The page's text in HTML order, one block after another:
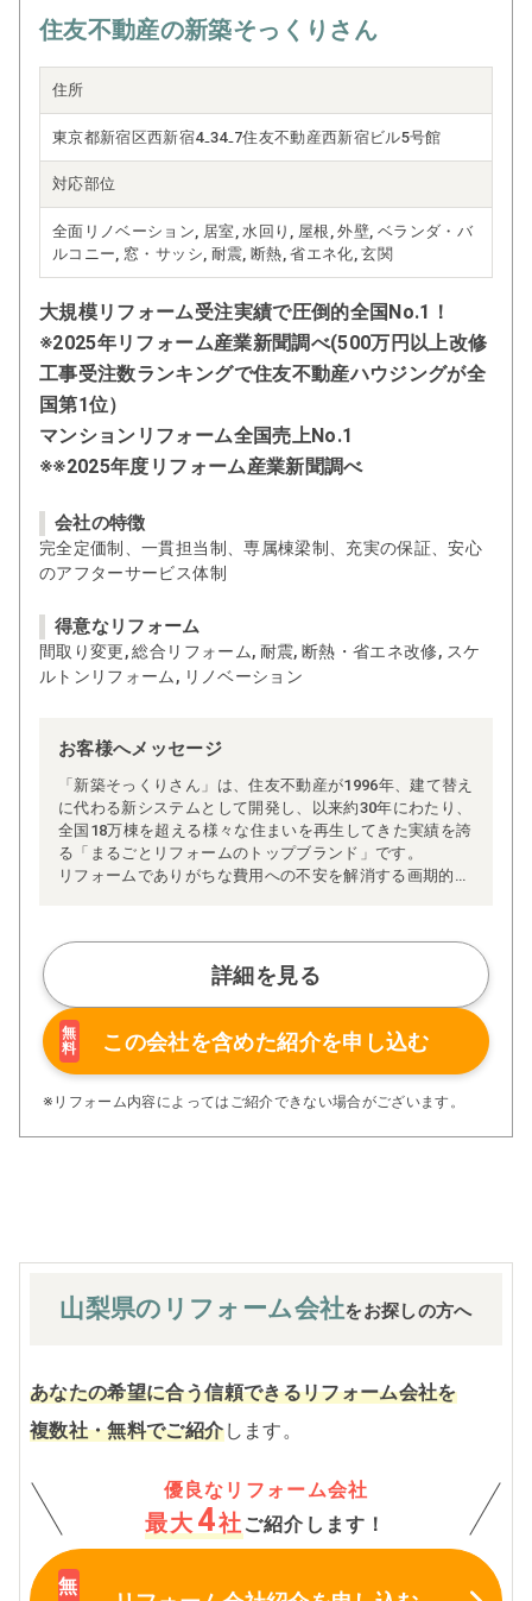
住友不動産の新築そっくりさん
住所
東京都新宿区西新宿4₋34₋7住友不動産西新宿ビル5号館
対応部位
全面リノベーション, 居室, 水回り, 屋根, 外壁, ベランダ・バ
ルコニー, 窓・サッシ, 耐震, 断熱, 省エネ化, 玄関
大規模リフォーム受注実績で圧倒的全国No.1！
※2025年リフォーム産業新聞調べ(500万円以上改修
工事受注数ランキングで住友不動産ハウジングが全
国第1位）
マンションリフォーム全国売上No.1
※※2025年度リフォーム産業新聞調べ
会社の特徴
完全定価制、一貫担当制、専属棟梁制、充実の保証、安心
のアフターサービス体制
得意なリフォーム
間取り変更, 総合リフォーム, 耐震, 断熱・省エネ改修, スケ
ルトンリフォーム, リノベーション
お客様へメッセージ
「新築そっくりさん」は、住友不動産が1996年、建て替え
に代わる新システムとして開発し、以来約30年にわたり、
全国18万棟を超える様々な住まいを再生してきた実績を誇
る「まるごとリフォームのトップブランド」です。
リフォームでありがちな費用への不安を解消する画期的な
ム」、経験豊かなセールスエンジニアによる「一貫担当
制」などが高い信頼を得ています。
また、大規模リフォームに習熟した施工管理者が現場を統
括する「専属棟梁制」、豊富な実績に裏付けられた充実の
施工マニュアルや検査体制により高い施工品質を実現。
さらに、住友不動産のリフォームならではの充実の保証、
アフターサービス体制で工事後も安心です。
ぜひ、あなたの大切なお住まいの再生を私たちにお任せく
詳細を見る
無
料
この会社を含めた紹介を申し込む
※リフォーム内容によってはご紹介できない場合がございます。
山梨県の リフォーム会社をお探しの方へ
あなたの希望に合う信頼できるリフォーム会社を
複数社・無料でご紹介します。
優良なリフォーム会社
最大 4社 ご紹介します！